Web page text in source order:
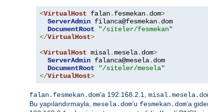
<VirtualHost falan. fesmekan. dom>
ServerAdmin filanca@fesmekan. dom
DocumentRoot
"/siteler/fesmekan"
</VirtualHost>
<VirtualHost misal.mesela. dom>
ServerAdmin falanca@mesela. dom
DocumentRoot
"/siteler/mesela"
</VirtualHost>
falan.fesmekan.dom’a 192.168.2.1,
Bu yapılandırmayla, mesela.dom’u fesmekan.dom’a